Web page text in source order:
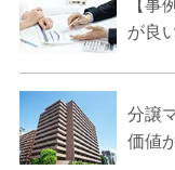
【
が良
分譲
価値